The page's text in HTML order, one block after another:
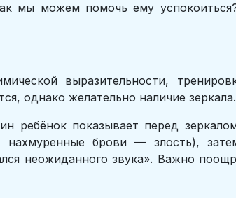
мы можем помочь ему
выразительности,
однако желательно наличие зеркала.
ребёнок показывает перед
брови — злость),
неожиданного звука». Важно